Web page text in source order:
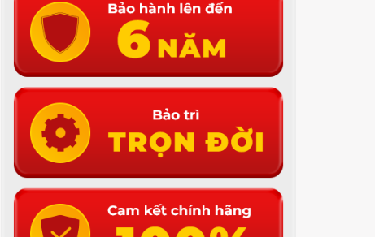
Đã bán: 121K